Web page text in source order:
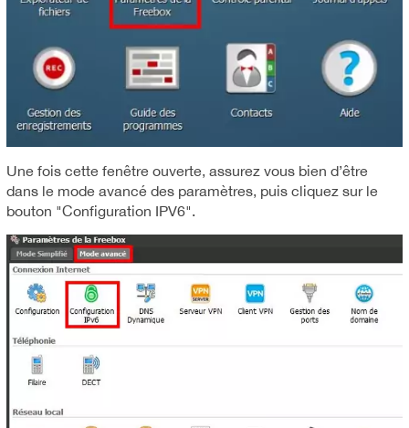
Une fois cette fenêtre ouverte, assurez vous bien d’être
dans le mode avancé des paramètres, puis cliquez sur le
bouton "Configuration IPV6".